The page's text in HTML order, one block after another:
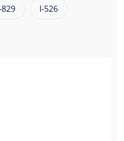
829 I-526